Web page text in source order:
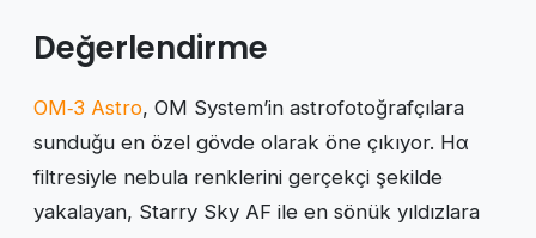
Değerlendirme
OM‑3 Astro, OM System’in astrofotoğrafçılara
sunduğu en özel gövde olarak öne çıkıyor. Hα
filtresiyle nebula renklerini gerçekçi şekilde
yakalayan, Starry Sky AF ile en sönük yıldızlara